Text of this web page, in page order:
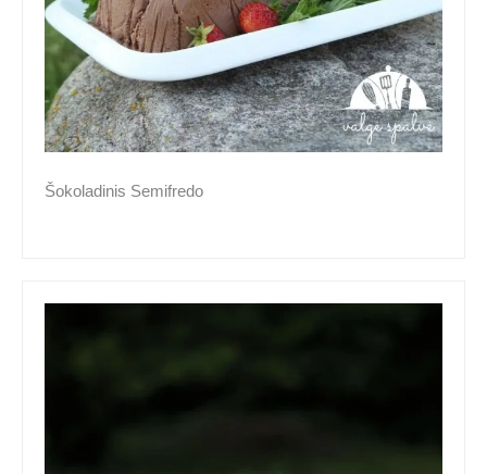
Šokoladinis Semifredo